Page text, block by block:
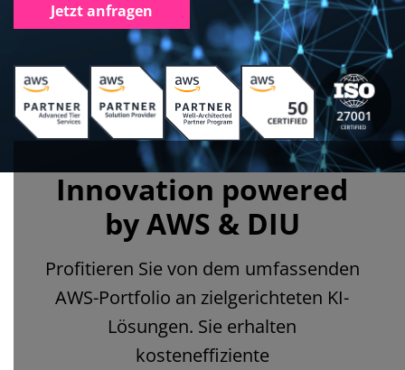
Jetzt anfragen
Innovation powered
by AWS & DIU
Profitieren Sie von dem umfassenden
AWS-Portfolio an zielgerichteten KI-
Lösungen. Sie erhalten
kosteneffiziente